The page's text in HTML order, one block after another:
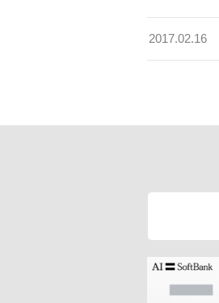
2017.02.16